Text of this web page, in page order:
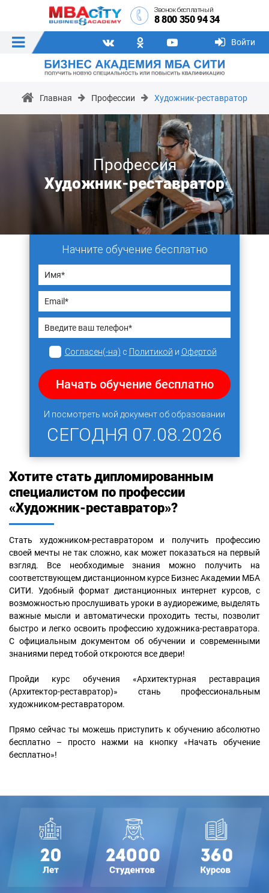
Звонок бесплатный
8 800 350 94 34
Войти
Главная Профессии Художник-реставратор
Профессия
Художник-реставратор
Начните обучение бесплатно
Согласен(-на) с Политикой и Офертой
Начать обучение бесплатно
И посмотреть мой документ об образовании
СЕГОДНЯ 07.08.2026
Хотите стать дипломированным
специалистом по профессии
«Художник-реставратор»?
Стать художником-реставратором и получить профессию
своей мечты не так сложно, как может показаться на первый
взгляд. Все необходимые знания можно получить на
соответствующем дистанционном курсе Бизнес Академии МБА
СИТИ. Удобный формат дистанционных интернет курсов, с
возможностью прослушивать уроки в аудиорежиме, выделять
важные мысли и автоматически проходить тесты, позволит
быстро и легко освоить профессию художника-реставратора.
С официальным документом об обучении и современными
знаниями перед тобой откроются все двери!
Пройди курс обучения «Архитектурная реставрация
(Архитектор-реставратор)» стань профессиональным
художником-реставратором.
Прямо сейчас ты можешь приступить к обучению абсолютно
бесплатно – просто нажми на кнопку «Начать обучение
бесплатно»!